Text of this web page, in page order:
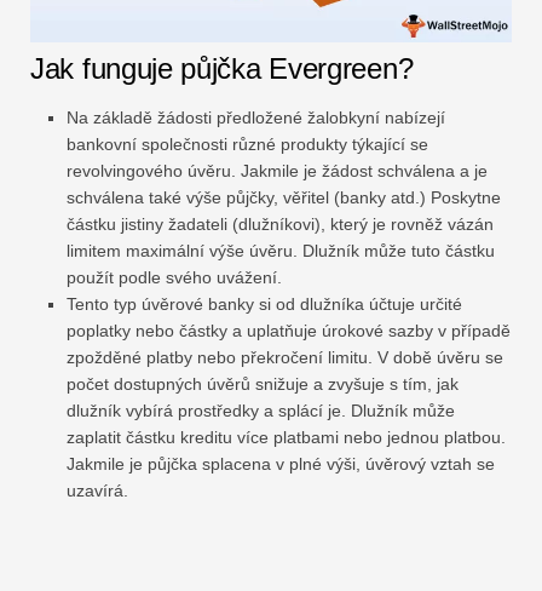
Jak funguje půjčka Evergreen?
Na základě žádosti předložené žalobkyní nabízejí
bankovní společnosti různé produkty týkající se
revolvingového úvěru. Jakmile je žádost schválena a je
schválena také výše půjčky, věřitel (banky atd.) Poskytne
částku jistiny žadateli (dlužníkovi), který je rovněž vázán
limitem maximální výše úvěru. Dlužník může tuto částku
použít podle svého uvážení.
Tento typ úvěrové banky si od dlužníka účtuje určité
poplatky nebo částky a uplatňuje úrokové sazby v případě
zpožděné platby nebo překročení limitu. V době úvěru se
počet dostupných úvěrů snižuje a zvyšuje s tím, jak
dlužník vybírá prostředky a splácí je. Dlužník může
zaplatit částku kreditu více platbami nebo jednou platbou.
Jakmile je půjčka splacena v plné výši, úvěrový vztah se
uzavírá.